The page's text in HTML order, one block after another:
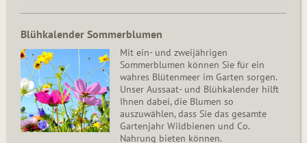
Blühkalender Sommerblumen
Mit ein- und zweijährigen
Sommerblumen können Sie für ein
wahres Blütenmeer im Garten sorgen.
Unser Aussaat- und Blühkalender hilft
Ihnen dabei, die Blumen so
auszuwählen, dass Sie das gesamte
Gartenjahr Wildbienen und Co.
Nahrung bieten können.